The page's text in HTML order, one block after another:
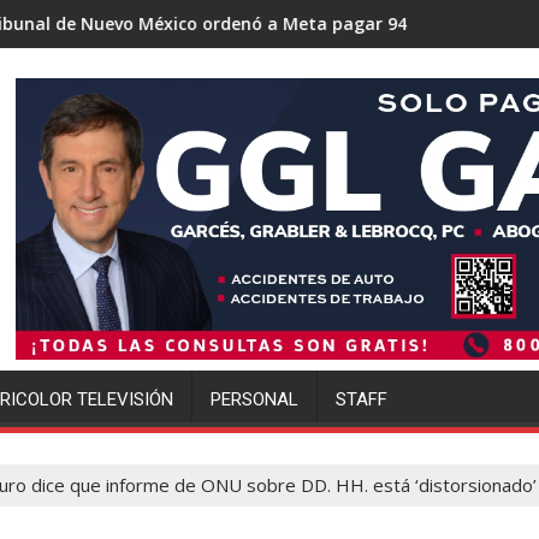
ordenó a Meta pagar 942 millones de dólares por los
Trump se acerca a lograr la
TELEVISIÓN PERSONAL STAFF
dice que informe de ONU sobre DD. HH. está ‘distorsionado’